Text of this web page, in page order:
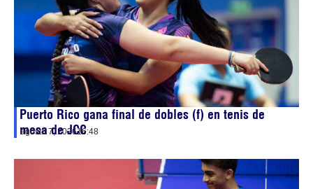
Puerto Rico gana final de dobles (f) en tenis de
mesa de JCC
agosto 7, 202616:48